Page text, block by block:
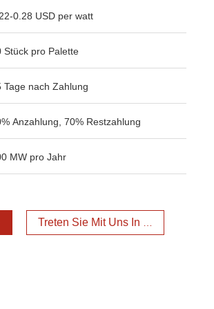
0.28 USD per watt
Stück pro Palette
Tage nach Zahlung
Anzahlung, 70% Restzahlung
MW pro Jahr
Treten Sie Mit Uns In Verbindung